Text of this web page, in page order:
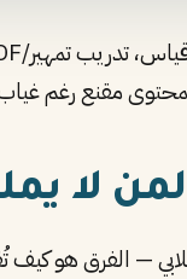
لا
— الفرق هو